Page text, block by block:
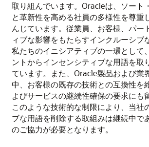
取り組んでいます。Oracleは、ソート
と革新性を高める社員の多様性を尊重
んじています。従業員、お客様、パー
ィブな影響をもたらすインクルーシブ
私たちのイニシアティブの一環として
ントからインセンシティブな用語を取
ています。また、Oracle製品および業
中、お客様の既存の技術との互換性を
よびサービスの継続性確保の要求にも
このような技術的な制限により、当社
ブな用語を削除する取組みは継続中で
のご協力が必要となります。